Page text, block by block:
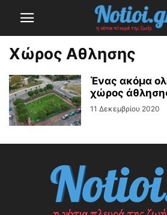
Χώρος Αθλησης
Ένας ακόμα
χώρος
11 Δεκεμβρίου 2020